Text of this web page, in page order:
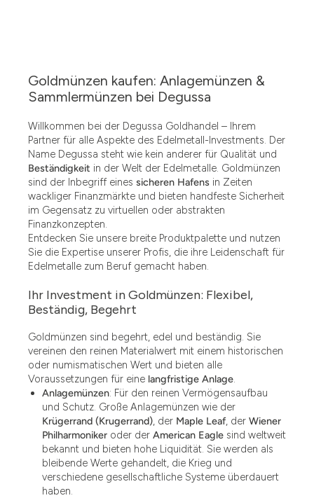
Goldmünzen kaufen: Anlagemünzen &
Sammlermünzen bei Degussa
Willkommen bei der Degussa Goldhandel – Ihrem
Partner für alle Aspekte des Edelmetall-Investments. Der
Name Degussa steht wie kein anderer für Qualität und
Beständigkeit in der Welt der Edelmetalle. Goldmünzen
sind der Inbegriff eines sicheren Hafens in Zeiten
wackliger Finanzmärkte und bieten handfeste Sicherheit
im Gegensatz zu virtuellen oder abstrakten
Finanzkonzepten.
Entdecken Sie unsere breite Produktpalette und nutzen
Sie die Expertise unserer Profis, die ihre Leidenschaft für
Edelmetalle zum Beruf gemacht haben.
Ihr Investment in Goldmünzen: Flexibel,
Beständig, Begehrt
Goldmünzen sind begehrt, edel und beständig. Sie
vereinen den reinen Materialwert mit einem historischen
oder numismatischen Wert und bieten alle
Voraussetzungen für eine langfristige Anlage.
Anlagemünzen: Für den reinen Vermögensaufbau
und Schutz. Große Anlagemünzen wie der
Krügerrand (Krugerrand), der Maple Leaf, der Wiener
Philharmoniker oder der American Eagle sind weltweit
bekannt und bieten hohe Liquidität. Sie werden als
bleibende Werte gehandelt, die Krieg und
verschiedene gesellschaftliche Systeme überdauert
haben.